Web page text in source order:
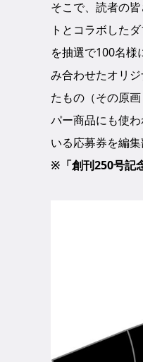
そこで、読者の
トとコラボした
を抽選で100名
み合わせたオリ
たもの（その原
パー商品にも使
いる応募券を編
※「創刊250号記